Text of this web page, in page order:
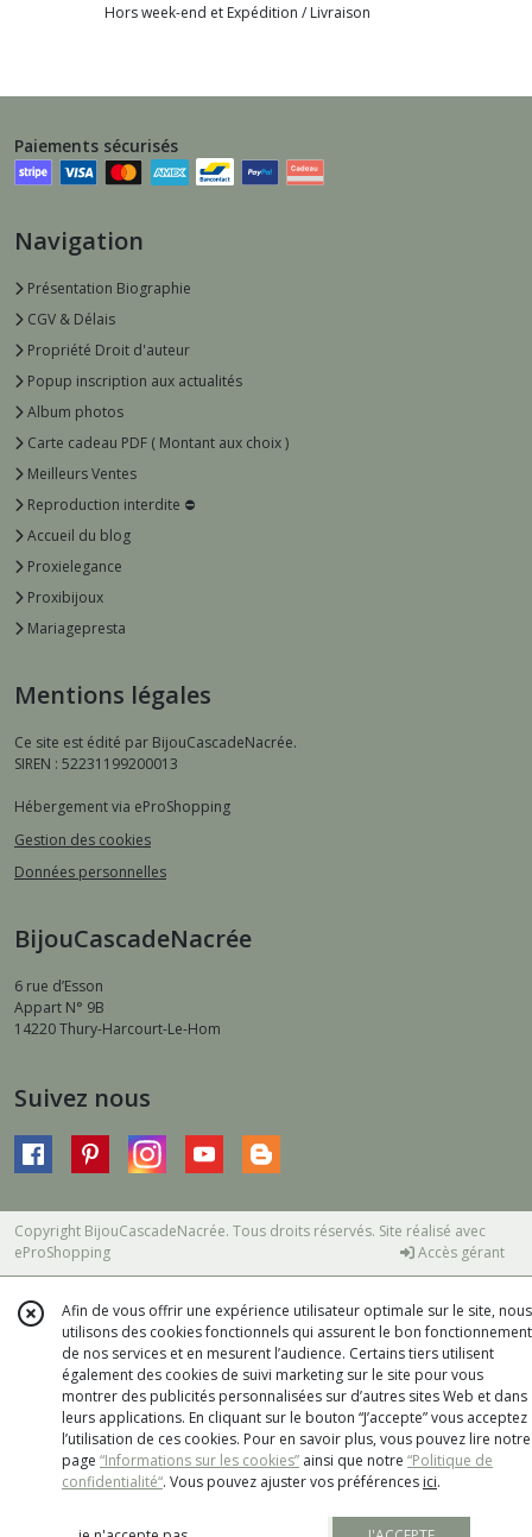
Hors week-end et Expédition / Livraison
Paiements sécurisés
Navigation
Présentation Biographie
CGV & Délais
Propriété Droit d'auteur
Popup inscription aux actualités
Album photos
Carte cadeau PDF ( Montant aux choix )
Meilleurs Ventes
Reproduction interdite ⛔️
Accueil du blog
Proxielegance
Proxibijoux
Mariagepresta
Mentions légales
Ce site est édité par BijouCascadeNacrée.
SIREN : 52231199200013
Hébergement via eProShopping
Gestion des cookies
Données personnelles
BijouCascadeNacrée
6 rue d’Esson
Appart N° 9B
14220Thury-Harcourt-Le-Hom
Suivez nous
Copyright BijouCascadeNacrée. Tous droits réservés. Site réalisé avec
eProShopping
Accès gérant
Afin de vous offrir une expérience utilisateur optimale sur le site, nous
utilisons des cookies fonctionnels qui assurent le bon fonctionnement
de nos services et en mesurent l’audience. Certains tiers utilisent
également des cookies de suivi marketing sur le site pour vous
montrer des publicités personnalisées sur d’autres sites Web et dans
leurs applications. En cliquant sur le bouton “J’accepte” vous acceptez
l’utilisation de ces cookies. Pour en savoir plus, vous pouvez lire notre
page “Informations sur les cookies” ainsi que notre “Politique de
confidentialité“. Vous pouvez ajuster vos préférences ici.